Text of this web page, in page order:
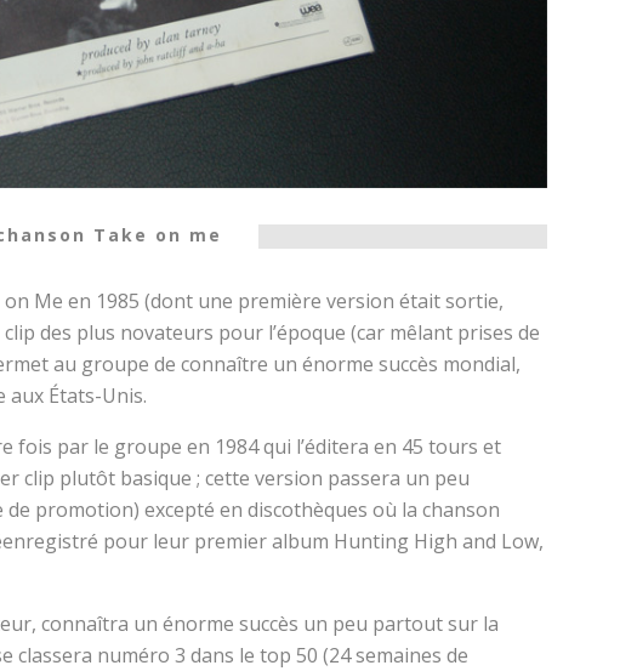
Take on me
Me en 1985 (dont une première version était sortie,
clip des plus novateurs pour l’époque (car mêlant prises de
au groupe de connaître un énorme succès mondial,
États-Unis.
fois par le groupe en 1984 qui l’éditera en 45 tours et
clip plutôt basique ; cette version passera un peu
promotion) excepté en discothèques où la chanson
pour leur premier album Hunting High and Low,
connaîtra un énorme succès un peu partout sur la
classera numéro 3 dans le top 50 (24 semaines de